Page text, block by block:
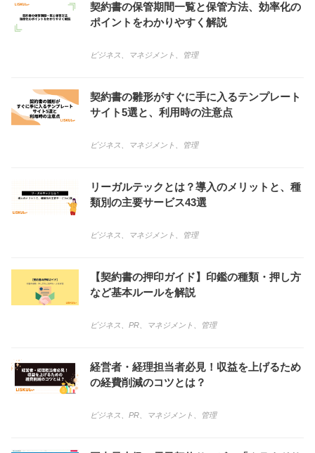
契約書の保管期間一覧と保管方法、効率化の
ポイントをわかりやすく解説
ビジネス マネジメント 管理
契約書の雛形がすぐに手に入るテンプレート
サイト5選と、利用時の注意点
ビジネス マネジメント 管理
リーガルテックとは？導入のメリットと、種
類別の主要サービス43選
ビジネス マネジメント 管理
【契約書の押印ガイド】印鑑の種類・押し方
など基本ルールを解説
ビジネス PR マネジメント 管理
経営者・経理担当者必見！収益を上げるため
の経費削減のコツとは？
ビジネス PR マネジメント 管理